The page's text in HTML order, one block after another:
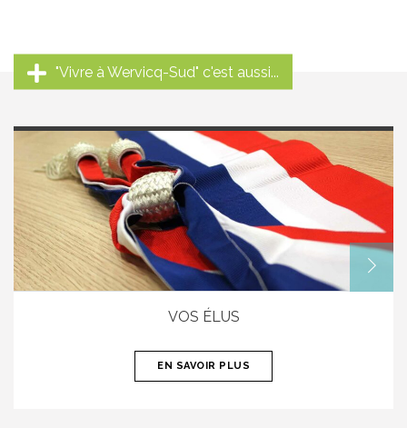
"Vivre à Wervicq-Sud" c'est aussi...
VOS ÉLUS
EN SAVOIR PLUS